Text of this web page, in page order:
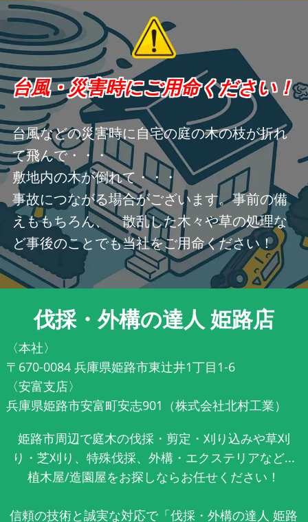
台風・災害時にご用命ください！
台風などの災害時に自宅の庭の木の枝が折れ
て飛んで・・・
敷地内の木が倒れて・・・
事故につながる場合がございます。事前の備
えももちろん、 散乱した木々や草の処理な
ど事後のことでも当社をご用命ください！
伐採・外構の達人 姫路店
〈本社〉
〒670-0084 兵庫県姫路市東辻井1丁目1-6
〈安富支店〉
兵庫県姫路市安富町安志901（株式会社北村工業）
姫路市周辺で庭木の伐採・剪定・刈り込みや草刈
り・芝刈り、特殊伐採、外構・エクステリアなど...
植木屋/造園屋をお探しならお任せください！
信頼の技術と誠実な対応で「伐採・外構の達人 姫路